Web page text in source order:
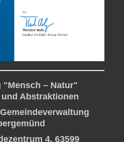
"Mensch – Natur"
Abstraktionen
4, 63599